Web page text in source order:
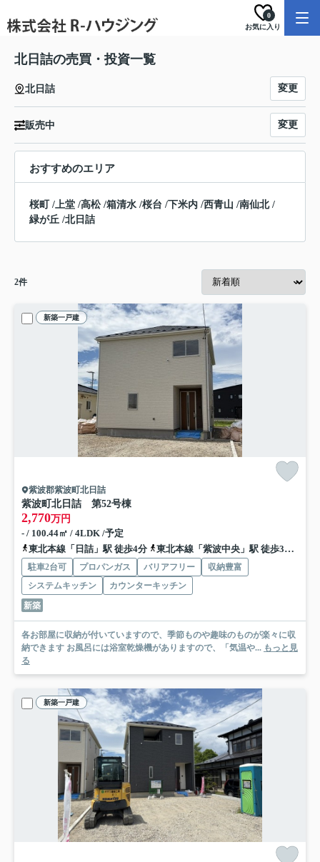
お気に入り
0
北日詰の売買・投資一覧
北日詰 変更
販売中 変更
おすすめのエリア
桜町 /上堂 /高松/箱清水 /桜台 /下米内 /西青山 /南仙北/
緑が丘 /北日詰
2件
新築一戸建
紫波郡紫波町北日詰
紫波町北日詰 第52号棟
2,770万円
- / 100.44㎡ / 4LDK /予定
東北本線「日詰」駅 徒歩4分
東北本線「紫波中央」駅 徒歩30分
駐車2台可 プロパンガス バリアフリー
収納豊富
システムキッチン
カウンターキッチン
新築
各お部屋に収納が付いていますので、季節ものや趣味のものが楽々に収
納できます お風呂には浴室乾燥機がありますので、「気温や... もっと見
る
新築一戸建